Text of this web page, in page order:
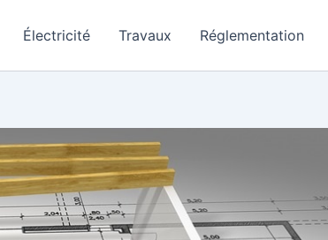
Électricité Travaux Réglementation